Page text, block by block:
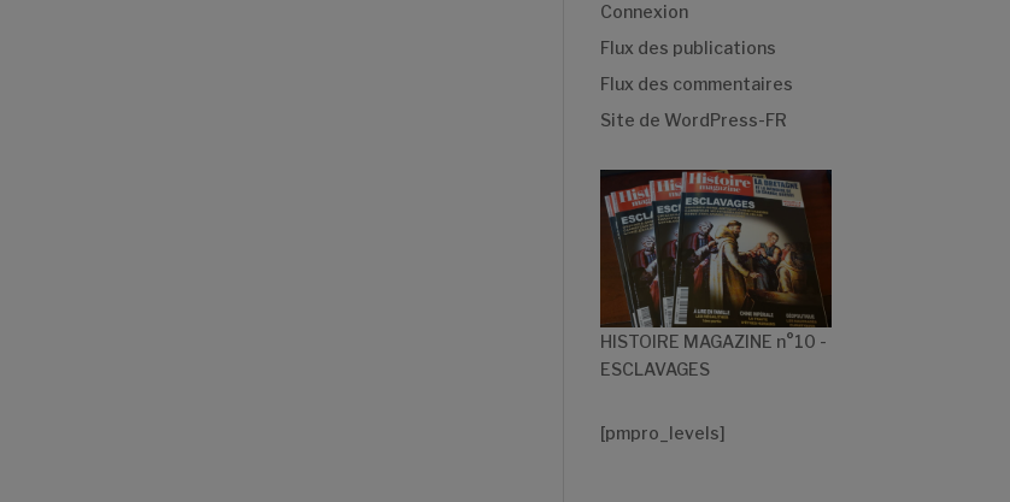
Connexion
Flux des publications
Flux des commentaires
Site de WordPress-FR
HISTOIRE MAGAZINE n°10 -
ESCLAVAGES
[pmpro_levels]